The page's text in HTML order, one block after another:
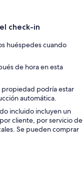
check-in
huéspedes cuando
de hora en esta
propiedad podría estar
automática.
incluido incluyen un
cliente, por servicio de
Se pueden comprar